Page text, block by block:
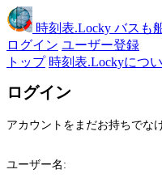
時刻表.Locky バスも
ログイン ユーザー登録
トップ 時刻表.Lockyにつ
ログイン
アカウントをまだお持ちでな
ユーザー名: